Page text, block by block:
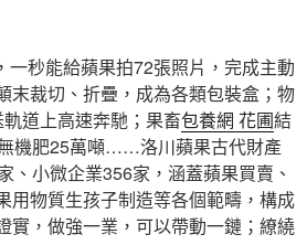
一秒能給蘋果拍72張照片，完成主動
末裁切、折疊，成為各類包裝盒；物
道上高速奔馳；果畜包養網 花圃結
機肥25萬噸……洛川蘋果古代財產
、小微企業356家，涵蓋蘋果買賣、
用物質生孩子制造等各個範疇，構成
實，做強一業，可以帶動一鏈；繚繞